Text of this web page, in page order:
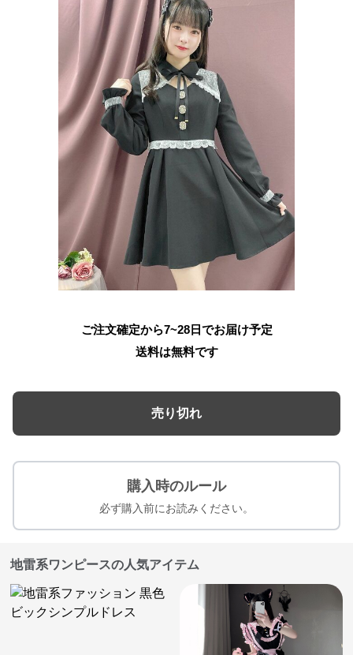
ご注文確定から7~28日でお届け予定
送料は無料です
売り切れ
購入時のルール
必ず購入前にお読みください。
地雷系ワンピースの人気アイテム